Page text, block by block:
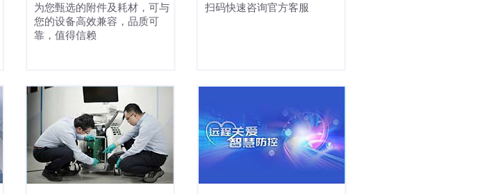
为您甄选的附件及耗材，可与
您的设备高效兼容，品质可
靠，值得信赖
扫码快速咨询官方客服